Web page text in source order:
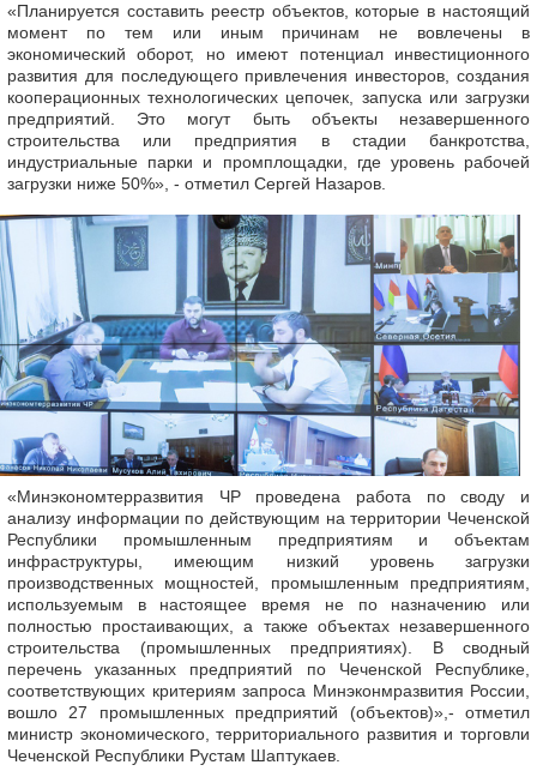
«Планируется составить реестр объектов, которые в настоящий
момент по тем или иным причинам не вовлечены в
экономический оборот, но имеют потенциал инвестиционного
развития для последующего привлечения инвесторов, создания
кооперационных технологических цепочек, запуска или загрузки
предприятий. Это могут быть объекты незавершенного
строительства или предприятия в стадии банкротства,
индустриальные парки и промплощадки, где уровень рабочей
загрузки ниже 50%», - отметил Сергей Назаров.
«Минэкономтерразвития ЧР проведена работа по своду и
анализу информации по действующим на территории Чеченской
Республики промышленным предприятиям и объектам
инфраструктуры, имеющим низкий уровень загрузки
производственных мощностей, промышленным предприятиям,
используемым в настоящее время не по назначению или
полностью простаивающих, а также объектах незавершенного
строительства (промышленных предприятиях). В сводный
перечень указанных предприятий по Чеченской Республике,
соответствующих критериям запроса Минэконмразвития России,
вошло 27 промышленных предприятий (объектов)»,- отметил
министр экономического, территориального развития и торговли
Чеченской Республики Рустам Шаптукаев.